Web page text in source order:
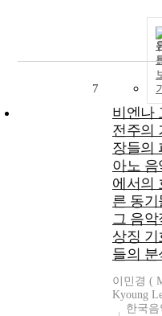
7
비엔나
전주의
장들의
아노 음
에서의
른 동기
그 음악
상징 기
들의 분
이민경 (
Kyoung
한국음